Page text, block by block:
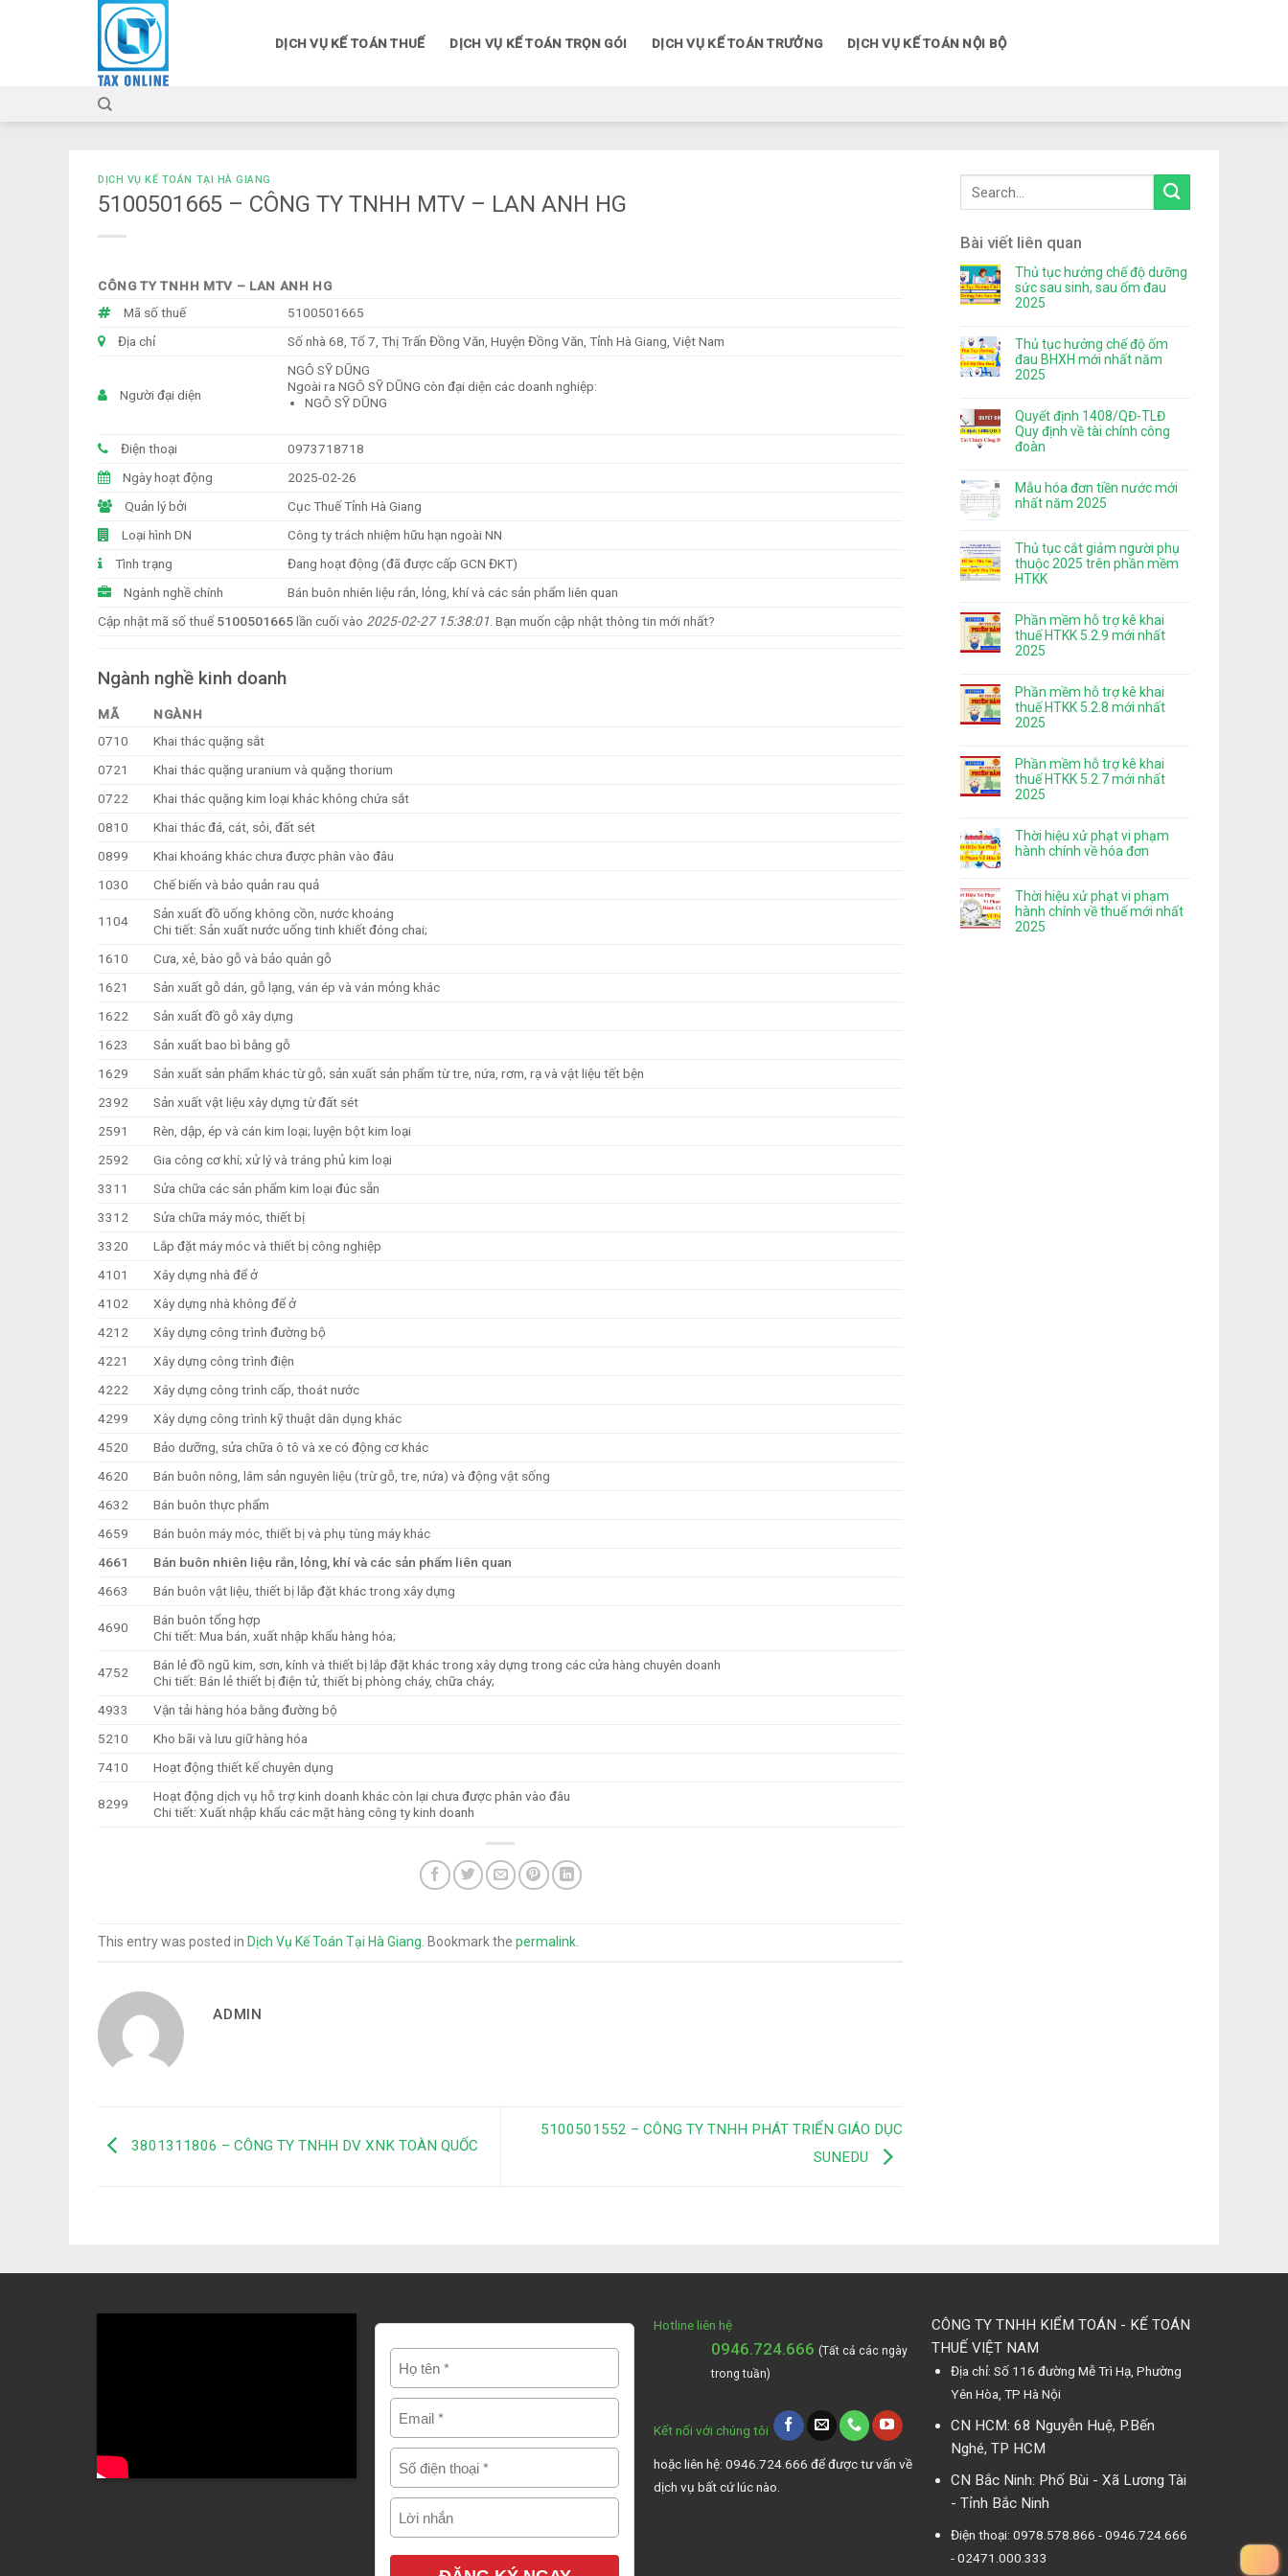
DỊCH VỤ KẾ TOÁN THUẾ DỊCH VỤ KẾ TOÁN TRỌN GÓI DỊCH VỤ KẾ TOÁN TRƯỞNG DỊCH VỤ KẾ TOÁN NỘI BỘ
DỊCH VỤ KẾ TOÁN TẠI HÀ GIANG
5100501665 – CÔNG TY TNHH MTV – LAN ANH HG
CÔNG TY TNHH MTV – LAN ANH HG
Mã số thuế
5100501665
Địa chỉ
Số nhà 68, Tổ 7, Thị Trấn Đồng Văn, Huyện Đồng Văn, Tỉnh Hà Giang, Việt Nam
Người đại diện
NGÔ SỸ DŨNG
Ngoài ra NGÔ SỸ DŨNG còn đại diện các doanh nghiệp:
NGÔ SỸ DŨNG
Điện thoại
0973718718
Ngày hoạt động
2025-02-26
Quản lý bởi
Cục Thuế Tỉnh Hà Giang
Loại hình DN
Công ty trách nhiệm hữu hạn ngoài NN
Tình trạng
Đang hoạt động (đã được cấp GCN ĐKT)
Ngành nghề chính
Bán buôn nhiên liệu rắn, lỏng, khí và các sản phẩm liên quan
Cập nhật mã số thuế5100501665lần cuối vào 2025-02-27 15:38:01. Bạn muốn cập nhật thông tin mới nhất?
Ngành nghề kinh doanh
MÃ
NGÀNH
0710
Khai thác quặng sắt
0721
Khai thác quặng uranium và quặng thorium
0722
Khai thác quặng kim loại khác không chứa sắt
0810
Khai thác đá, cát, sỏi, đất sét
0899
Khai khoáng khác chưa được phân vào đâu
1030
Chế biến và bảo quản rau quả
1104
Sản xuất đồ uống không cồn, nước khoáng
Chi tiết: Sản xuất nước uống tinh khiết đóng chai;
1610
Cưa, xẻ, bào gỗ và bảo quản gỗ
1621
Sản xuất gỗ dán, gỗ lạng, ván ép và ván mỏng khác
1622
Sản xuất đồ gỗ xây dựng
1623
Sản xuất bao bì bằng gỗ
1629
Sản xuất sản phẩm khác từ gỗ; sản xuất sản phẩm từ tre, nứa, rơm, rạ và vật liệu tết bện
2392
Sản xuất vật liệu xây dựng từ đất sét
2591
Rèn, dập, ép và cán kim loại; luyện bột kim loại
2592
Gia công cơ khí; xử lý và tráng phủ kim loại
3311
Sửa chữa các sản phẩm kim loại đúc sẵn
3312
Sửa chữa máy móc, thiết bị
3320
Lắp đặt máy móc và thiết bị công nghiệp
4101
Xây dựng nhà để ở
4102
Xây dựng nhà không để ở
4212
Xây dựng công trình đường bộ
4221
Xây dựng công trình điện
4222
Xây dựng công trình cấp, thoát nước
4299
Xây dựng công trình kỹ thuật dân dụng khác
4520
Bảo dưỡng, sửa chữa ô tô và xe có động cơ khác
4620
Bán buôn nông, lâm sản nguyên liệu (trừ gỗ, tre, nứa) và động vật sống
4632
Bán buôn thực phẩm
4659
Bán buôn máy móc, thiết bị và phụ tùng máy khác
4661
Bán buôn nhiên liệu rắn, lỏng, khí và các sản phẩm liên quan
4663
Bán buôn vật liệu, thiết bị lắp đặt khác trong xây dựng
4690
Bán buôn tổng hợp
Chi tiết: Mua bán, xuất nhập khẩu hàng hóa;
4752
Bán lẻ đồ ngũ kim, sơn, kính và thiết bị lắp đặt khác trong xây dựng trong các cửa hàng chuyên doanh
Chi tiết: Bán lẻ thiết bị điện tử, thiết bị phòng cháy, chữa cháy;
4933
Vận tải hàng hóa bằng đường bộ
5210
Kho bãi và lưu giữ hàng hóa
7410
Hoạt động thiết kế chuyên dụng
8299
Hoạt động dịch vụ hỗ trợ kinh doanh khác còn lại chưa được phân vào đâu
Chi tiết: Xuất nhập khẩu các mặt hàng công ty kinh doanh
This entry was posted in Dịch Vụ Kế Toán Tại Hà Giang. Bookmark the permalink.
ADMIN
3801311806 – CÔNG TY TNHH DV XNK TOÀN QUỐC
5100501552 – CÔNG TY TNHH PHÁT TRIỂN GIÁO DỤC
SUNEDU
Bài viết liên quan
Thủ tục hưởng chế độ dưỡng
sức sau sinh, sau ốm đau
2025
Thủ tục hưởng chế độ ốm
đau BHXH mới nhất năm
2025
Quyết định 1408/QĐ-TLĐ
Quy định về tài chính công
đoàn
Mẫu hóa đơn tiền nước mới
nhất năm 2025
Thủ tục cắt giảm người phụ
thuộc 2025 trên phần mềm
HTKK
Phần mềm hỗ trợ kê khai
thuế HTKK 5.2.9 mới nhất
2025
Phần mềm hỗ trợ kê khai
thuế HTKK 5.2.8 mới nhất
2025
Phần mềm hỗ trợ kê khai
thuế HTKK 5.2.7 mới nhất
2025
Thời hiệu xử phạt vi phạm
hành chính về hóa đơn
Thời hiệu xử phạt vi phạm
hành chính về thuế mới nhất
2025
Hotline liên hệ
0946.724.666 (Tất cả các ngày
trong tuần)
Kết nối với chúng tôi
hoặc liên hệ: 0946.724.666 để được tư vấn về
dịch vụ bất cứ lúc nào.
CÔNG TY TNHH KIỂM TOÁN - KẾ TOÁN
THUẾ VIỆT NAM
Địa chỉ: Số 116 đường Mễ Trì Hạ, Phường
Yên Hòa, TP Hà Nội
CN HCM: 68 Nguyễn Huệ, P.Bến
Nghé, TP HCM
CN Bắc Ninh: Phố Bùi - Xã Lương Tài
- Tỉnh Bắc Ninh
Điện thoại: 0978.578.866 - 0946.724.666
- 02471.000.333